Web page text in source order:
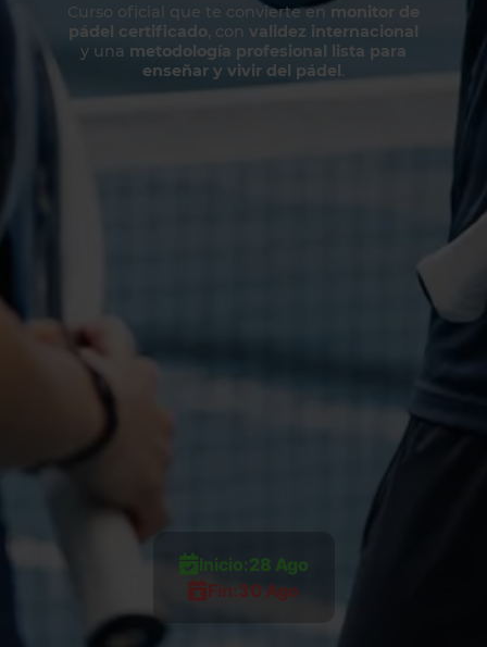
Curso oficial que te convierte en monitor de
pádel certificado, con validez internacional
y una metodología profesional lista para
enseñar y vivir del pádel.
Inicio:28 Ago
Fin:30 Ago